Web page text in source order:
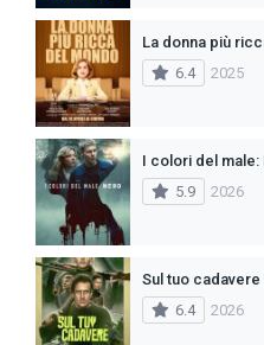
La donna più
6.4
2025
I colori del male:
5.9
2026
Sul tuo cadavere
6.4
2026